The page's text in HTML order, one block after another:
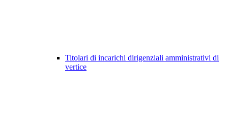
Titolari di incarichi dirigenziali amministrativi di
vertice